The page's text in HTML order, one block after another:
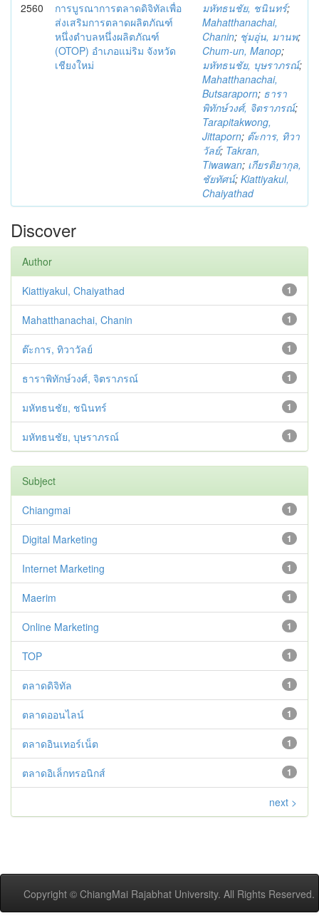
2560
การบูรณาการตลาดดิจิทัลเพื่อ
ส่งเสริมการตลาดผลิตภัณฑ์
หนึ่งตำบลหนึ่งผลิตภัณฑ์
(OTOP) อำเภอแม่ริม จังหวัด
เชียงใหม่
มหัทธนชัย, ชนินทร์;
Mahatthanachai,
Chanin; ชุ่มอุ่น, มานพ;
Chum-un, Manop;
มหัทธนชัย, บุษราภรณ์;
Mahatthanachai,
Butsaraporn; ธารา
พิทักษ์วงศ์, จิตราภรณ์;
Tarapitakwong,
Jittaporn; ต๊ะการ, ทิวา
วัลย์; Takran,
Tiwawan; เกียรติยากุล,
ชัยทัศน์; Kiattiyakul,
Chaiyathad
Discover
Author
1
Kiattiyakul, Chaiyathad
1
Mahatthanachai, Chanin
1
ต๊ะการ, ทิวาวัลย์
1
ธาราพิทักษ์วงศ์, จิตราภรณ์
1
มหัทธนชัย, ชนินทร์
1
มหัทธนชัย, บุษราภรณ์
Subject
1
Chiangmai
1
Digital Marketing
1
Internet Marketing
1
Maerim
1
Online Marketing
1
TOP
1
ตลาดดิจิทัล
1
ตลาดออนไลน์
1
ตลาดอินเทอร์เน็ต
1
ตลาดอิเล็กทรอนิกส์
next >
Copyright © ChiangMai Rajabhat University. All Rights Reserved.